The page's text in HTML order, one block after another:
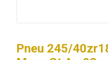
Pneu 245/